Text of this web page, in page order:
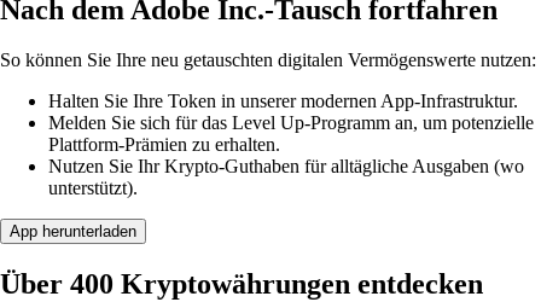
Nach dem Adobe Inc.-Tausch fortfahren
So können Sie Ihre neu getauschten digitalen Vermögenswerte nutzen:
Halten Sie Ihre Token in unserer modernen App-Infrastruktur.
Melden Sie sich für das Level Up-Programm an, um potenzielle
Plattform-Prämien zu erhalten.
Nutzen Sie Ihr Krypto-Guthaben für alltägliche Ausgaben (wo
unterstützt).
App herunterladen
Über 400 Kryptowährungen entdecken